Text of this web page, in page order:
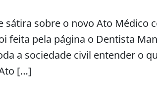
sobre o novo Ato Médico
feita pela página o Dentista
a sociedade civil entender o
[…]